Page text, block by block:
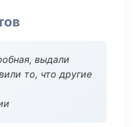
выдали
то, что другие